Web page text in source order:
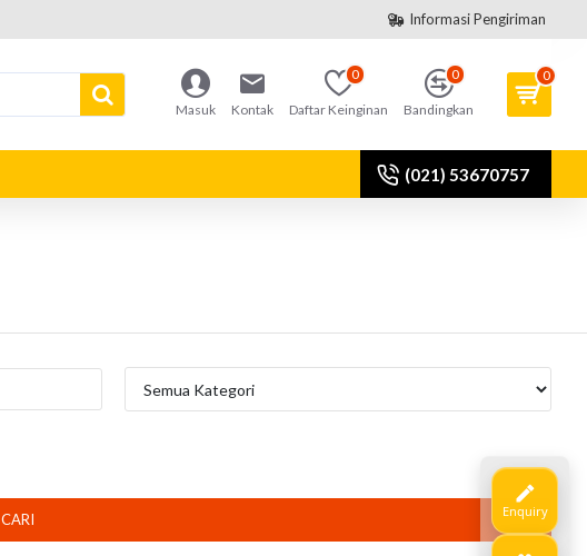
Informasi Pengiriman
Masuk Kontak Daftar Keinginan
0
Bandingkan
0 0
(021) 53670757
CARI Enquiry